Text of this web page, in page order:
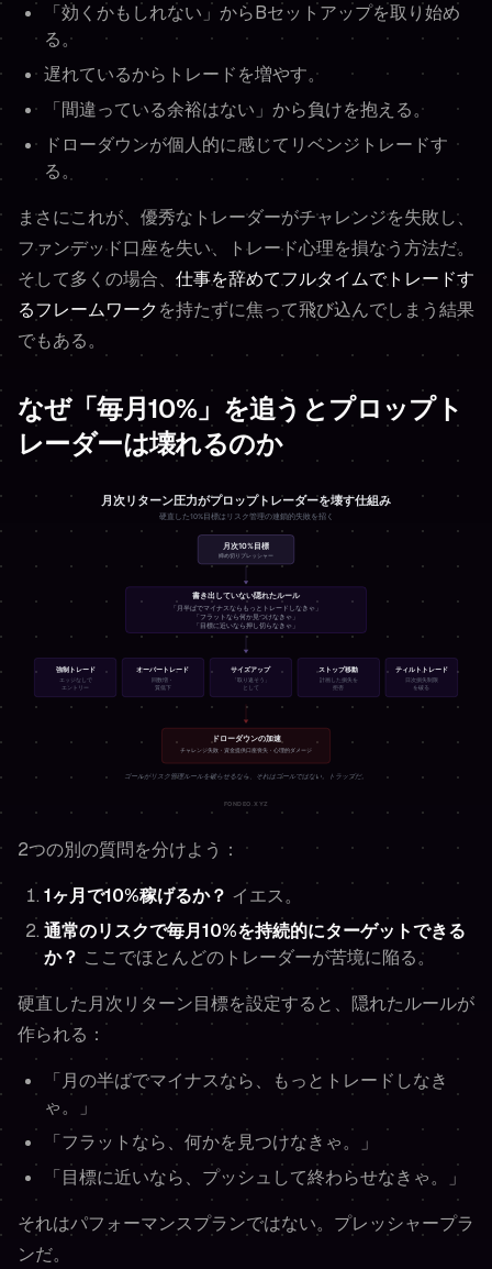
「効くかもしれない」からBセットアップを取り始め
る。
遅れているからトレードを増やす。
「間違っている余裕はない」から負けを抱える。
ドローダウンが個人的に感じてリベンジトレードす
る。
まさにこれが、優秀なトレーダーがチャレンジを失敗し、
ファンデッド口座を失い、トレード心理を損なう方法だ。
そして多くの場合、 仕事を辞めてフルタイムでトレードす
るフレームワークを持たずに焦って飛び込んでしまう結果
でもある。
なぜ「毎月10%」を追うとプロップト
レーダーは壊れるのか
2つの別の質問を分けよう：
1ヶ月で10%稼げるか？ イエス。
通常のリスクで毎月10%を持続的にターゲットできる
か？ ここでほとんどのトレーダーが苦境に陥る。
硬直した月次リターン目標を設定すると、隠れたルールが
作られる：
「月の半ばでマイナスなら、もっとトレードしなき
ゃ。」
「フラットなら、何かを見つけなきゃ。」
「目標に近いなら、プッシュして終わらせなきゃ。」
それはパフォーマンスプランではない。プレッシャープラ
ンだ。